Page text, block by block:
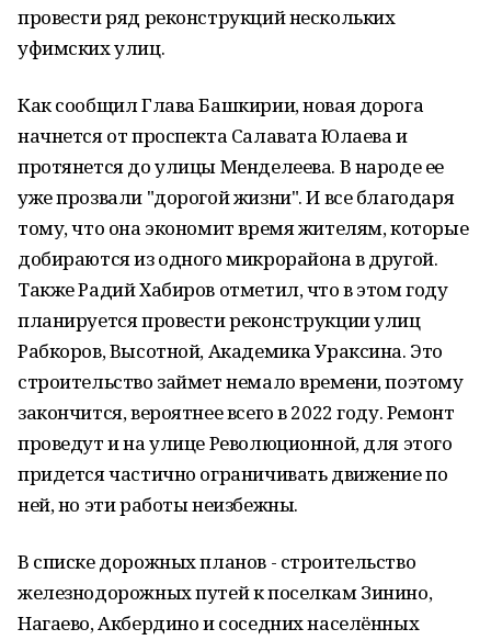
провести ряд реконструкций нескольких
уфимских улиц.
Как сообщил Глава Башкирии, новая дорога
начнется от проспекта Салавата Юлаева и
протянется до улицы Менделеева. В народе ее
уже прозвали "дорогой жизни". И все благодаря
тому, что она экономит время жителям, которые
добираются из одного микрорайона в другой.
Также Радий Хабиров отметил, что в этом году
планируется провести реконструкции улиц
Рабкоров, Высотной, Академика Ураксина. Это
строительство займет немало времени, поэтому
закончится, вероятнее всего в 2022 году. Ремонт
проведут и на улице Революционной, для этого
придется частично ограничивать движение по
ней, но эти работы неизбежны.
В списке дорожных планов - строительство
железнодорожных путей к поселкам Зинино,
Нагаево, Акбердино и соседних населённых